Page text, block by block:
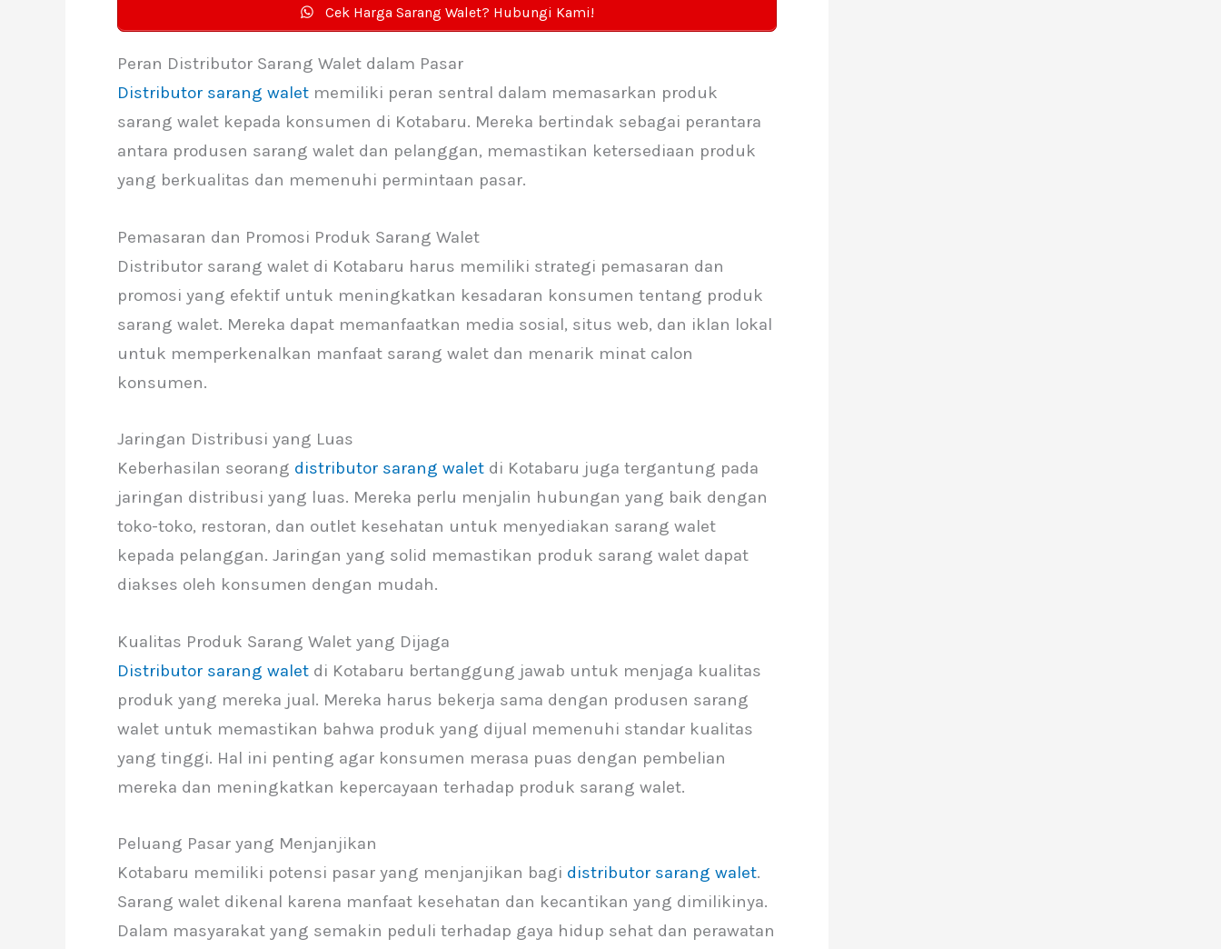
Cek Harga Sarang Walet? Hubungi Kami!
Peran Distributor Sarang Walet dalam Pasar
Distributor sarang walet memiliki peran sentral dalam memasarkan produk
sarang walet kepada konsumen di Kotabaru. Mereka bertindak sebagai perantara
antara produsen sarang walet dan pelanggan, memastikan ketersediaan produk
yang berkualitas dan memenuhi permintaan pasar.
Pemasaran dan Promosi Produk Sarang Walet
Distributor sarang walet di Kotabaru harus memiliki strategi pemasaran dan
promosi yang efektif untuk meningkatkan kesadaran konsumen tentang produk
sarang walet. Mereka dapat memanfaatkan media sosial, situs web, dan iklan lokal
untuk memperkenalkan manfaat sarang walet dan menarik minat calon
konsumen.
Jaringan Distribusi yang Luas
Keberhasilan seorang distributor sarang walet di Kotabaru juga tergantung pada
jaringan distribusi yang luas. Mereka perlu menjalin hubungan yang baik dengan
toko-toko, restoran, dan outlet kesehatan untuk menyediakan sarang walet
kepada pelanggan. Jaringan yang solid memastikan produk sarang walet dapat
diakses oleh konsumen dengan mudah.
Kualitas Produk Sarang Walet yang Dijaga
Distributor sarang walet di Kotabaru bertanggung jawab untuk menjaga kualitas
produk yang mereka jual. Mereka harus bekerja sama dengan produsen sarang
walet untuk memastikan bahwa produk yang dijual memenuhi standar kualitas
yang tinggi. Hal ini penting agar konsumen merasa puas dengan pembelian
mereka dan meningkatkan kepercayaan terhadap produk sarang walet.
Peluang Pasar yang Menjanjikan
Kotabaru memiliki potensi pasar yang menjanjikan bagi distributor sarang walet.
Sarang walet dikenal karena manfaat kesehatan dan kecantikan yang dimilikinya.
Dalam masyarakat yang semakin peduli terhadap gaya hidup sehat dan perawatan